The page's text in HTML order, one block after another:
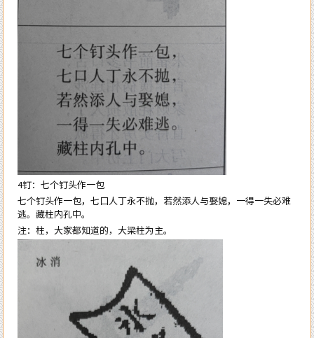
4钉：七个钉头作一包
七个钉头作一包，七口人丁永不抛，若然添人与娶媳，一得一失必难
逃。藏柱内孔中。
注：柱，大家都知道的，大梁柱为主。